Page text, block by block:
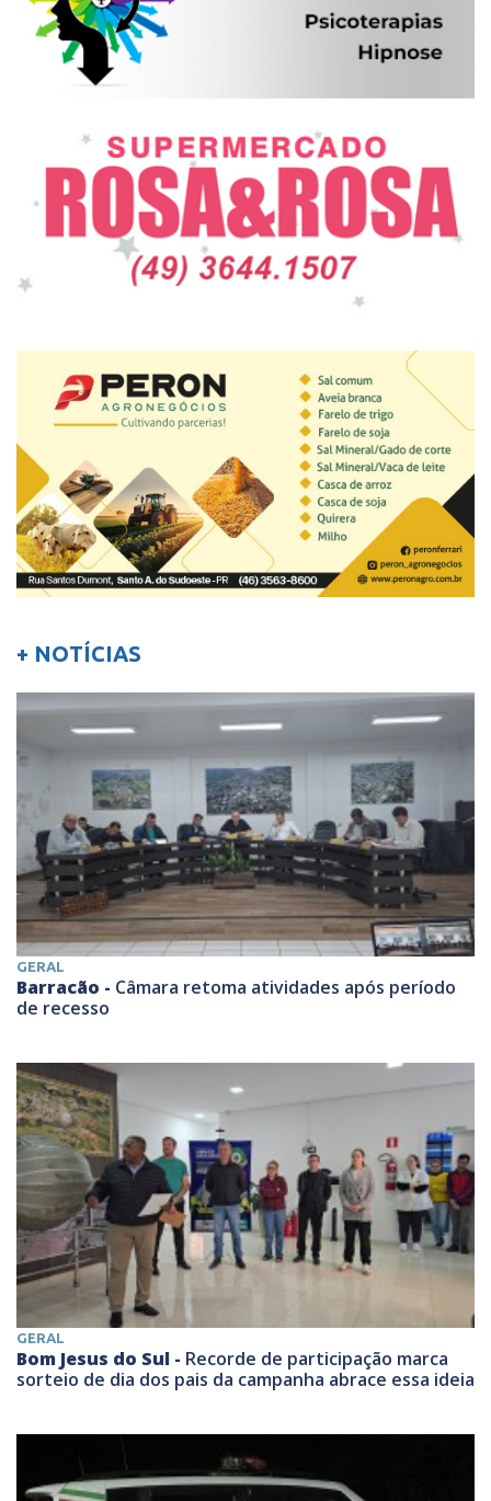
+ NOTÍCIAS
GERAL
Barracão - Câmara retoma atividades após período
de recesso
GERAL
Bom Jesus do Sul - Recorde de participação marca
sorteio de dia dos pais da campanha abrace essa ideia